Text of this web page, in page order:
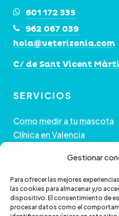
Gestionar
Para ofrecer las mejores
las cookies para almacenar y/o
dispositivo. El consentimiento de
procesar datos como el
601 172 335
962 067 039
hola@veterizonia.com
C/ de Sant Vicent
SERVICIOS
Como medir a tu mascota
Clínica en Valencia
GUÍA DE COMPRA
Preguntas frecuentes